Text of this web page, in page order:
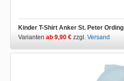
Kinder T-Shirt Anker St. Peter Ording
Varianten ab 9,90 € zzgl. Versand